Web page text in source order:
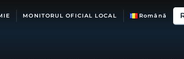
MONITORUL OFICIAL LOCAL Română